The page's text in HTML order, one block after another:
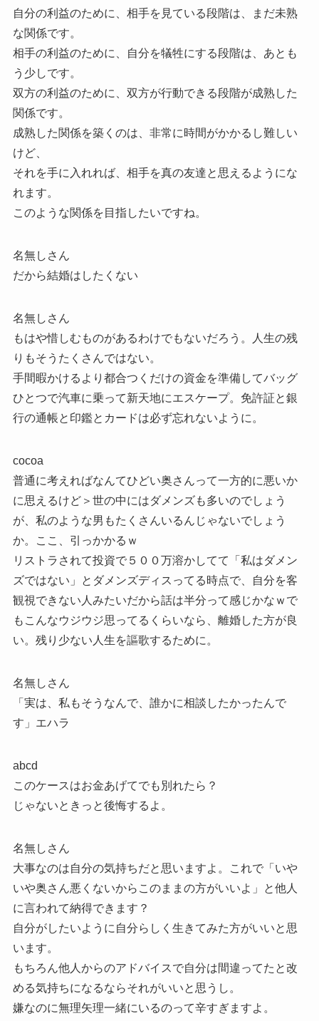
自分の利益のために、相手を見ている段階は、まだ未熟
な関係です。
相手の利益のために、自分を犠牲にする段階は、あとも
う少しです。
双方の利益のために、双方が行動できる段階が成熟した
関係です。
成熟した関係を築くのは、非常に時間がかかるし難しい
けど、
それを手に入れれば、相手を真の友達と思えるようにな
れます。
このような関係を目指したいですね。
名無しさん
だから結婚はしたくない
名無しさん
もはや惜しむものがあるわけでもないだろう。人生の残
りもそうたくさんではない。
手間暇かけるより都合つくだけの資金を準備してバッグ
ひとつで汽車に乗って新天地にエスケープ。免許証と銀
行の通帳と印鑑とカードは必ず忘れないように。
cocoa
普通に考えればなんてひどい奥さんって一方的に悪いか
に思えるけど＞世の中にはダメンズも多いのでしょう
が、私のような男もたくさんいるんじゃないでしょう
か。ここ、引っかかるｗ
リストラされて投資で５００万溶かしてて「私はダメン
ズではない」とダメンズディスってる時点で、自分を客
観視できない人みたいだから話は半分って感じかなｗで
もこんなウジウジ思ってるくらいなら、離婚した方が良
い。残り少ない人生を謳歌するために。
名無しさん
「実は、私もそうなんで、誰かに相談したかったんで
す」エハラ
abcd
このケースはお金あげてでも別れたら？
じゃないときっと後悔するよ。
名無しさん
大事なのは自分の気持ちだと思いますよ。これで「いや
いや奥さん悪くないからこのままの方がいいよ」と他人
に言われて納得できます？
自分がしたいように自分らしく生きてみた方がいいと思
います。
もちろん他人からのアドバイスで自分は間違ってたと改
める気持ちになるならそれがいいと思うし。
嫌なのに無理矢理一緒にいるのって辛すぎますよ。